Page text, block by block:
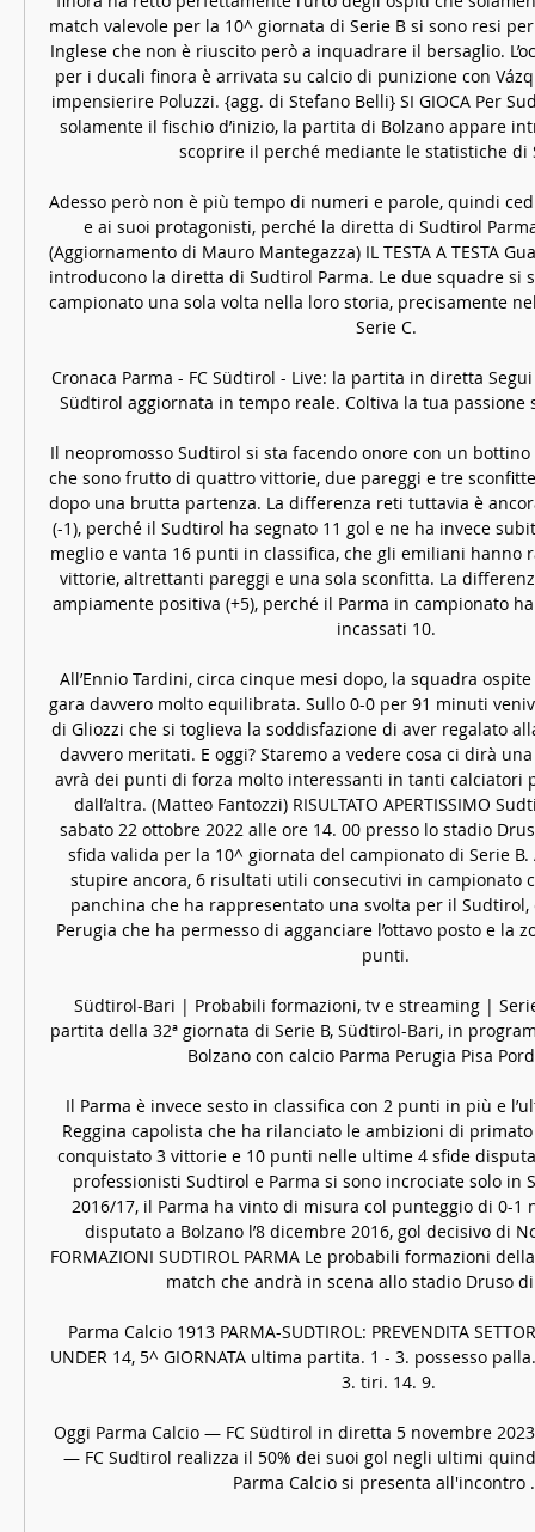
match valevole per la 10^ giornata di Serie B si sono resi
Inglese che non è riuscito però a inquadrare il bersaglio.
per i ducali finora è arrivata su calcio di punizione con
impensierire Poluzzi. {agg. di Stefano Belli} SI GIOCA Per
solamente il fischio d’inizio, la partita di Bolzano appare
scoprire il perché mediante le statistiche di
Adesso però non è più tempo di numeri e parole, quindi
e ai suoi protagonisti, perché la diretta di Sudtirol
(Aggiornamento di Mauro Mantegazza) IL TESTA A TESTA
introducono la diretta di Sudtirol Parma. Le due squadre si
campionato una sola volta nella loro storia, precisamente
Serie C.
Cronaca Parma - FC Südtirol - Live: la partita in diretta
Südtirol aggiornata in tempo reale. Coltiva la tua passione
Il neopromosso Sudtirol si sta facendo onore con un
che sono frutto di quattro vittorie, due pareggi e tre
dopo una brutta partenza. La differenza reti tuttavia è
(-1), perché il Sudtirol ha segnato 11 gol e ne ha invece
meglio e vanta 16 punti in classifica, che gli emiliani hanno
vittorie, altrettanti pareggi e una sola sconfitta. La
ampiamente positiva (+5), perché il Parma in campionato
incassati 10.
All’Ennio Tardini, circa cinque mesi dopo, la squadra
gara davvero molto equilibrata. Sullo 0-0 per 91 minuti
di Gliozzi che si toglieva la soddisfazione di aver regalato
davvero meritati. E oggi? Staremo a vedere cosa ci dirà
avrà dei punti di forza molto interessanti in tanti calciatori
dall’altra. (Matteo Fantozzi) RISULTATO APERTISSIMO
sabato 22 ottobre 2022 alle ore 14. 00 presso lo stadio
sfida valida per la 10^ giornata del campionato di Serie
stupire ancora, 6 risultati utili consecutivi in campionato
panchina che ha rappresentato una svolta per il Sudtirol,
Perugia che ha permesso di agganciare l’ottavo posto e la
punti.
Südtirol-Bari | Probabili formazioni, tv e streaming |
partita della 32ª giornata di Serie B, Südtirol-Bari, in
Bolzano con calcio Parma Perugia Pisa
Il Parma è invece sesto in classifica con 2 punti in più e
Reggina capolista che ha rilanciato le ambizioni di
conquistato 3 vittorie e 10 punti nelle ultime 4 sfide
professionisti Sudtirol e Parma si sono incrociate solo in
2016/17, il Parma ha vinto di misura col punteggio di 0-1
disputato a Bolzano l’8 dicembre 2016, gol decisivo di
FORMAZIONI SUDTIROL PARMA Le probabili formazioni
match che andrà in scena allo stadio Druso
Parma Calcio 1913 PARMA-SUDTIROL: PREVENDITA
UNDER 14, 5^ GIORNATA ultima partita. 1 - 3. possesso
3. tiri. 14. 9.
Oggi Parma Calcio — FC Südtirol in diretta 5 novembre
— FC Sudtirol realizza il 50% dei suoi gol negli ultimi
Parma Calcio si presenta all'incontro